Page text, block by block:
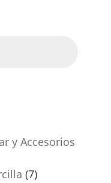
y Accesorios
(7)